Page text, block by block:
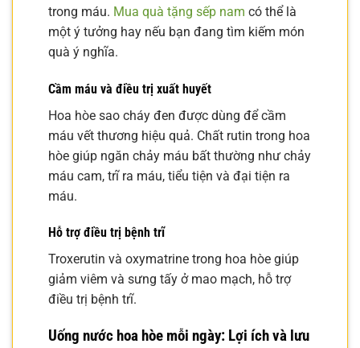
trong máu. Mua quà tặng sếp nam có thể là
một ý tưởng hay nếu bạn đang tìm kiếm món
quà ý nghĩa.
Cầm máu và điều trị xuất huyết
Hoa hòe sao cháy đen được dùng để cầm
máu vết thương hiệu quả. Chất rutin trong hoa
hòe giúp ngăn chảy máu bất thường như chảy
máu cam, trĩ ra máu, tiểu tiện và đại tiện ra
máu.
Hỗ trợ điều trị bệnh trĩ
Troxerutin và oxymatrine trong hoa hòe giúp
giảm viêm và sưng tấy ở mao mạch, hỗ trợ
điều trị bệnh trĩ.
Uống nước hoa hòe mỗi ngày: Lợi ích và lưu